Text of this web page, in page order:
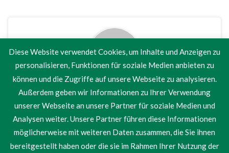
Sebastian Oudes
Diese Website verwendet Cookies, um Inhalte und Anzeigen zu
personalisieren, Funktionen für soziale Medien anbieten zu
können und die Zugriffe auf unsere Webseite zu analysieren.
Außerdem geben wir Informationen zu Ihrer Verwendung
unserer Webseite an unsere Partner für soziale Medien und
Analysen weiter. Unsere Partner führen diese Informationen
möglicherweise mit weiteren Daten zusammen, die Sie ihnen
bereitgestellt haben oder die sie im Rahmen Ihrer Nutzung der